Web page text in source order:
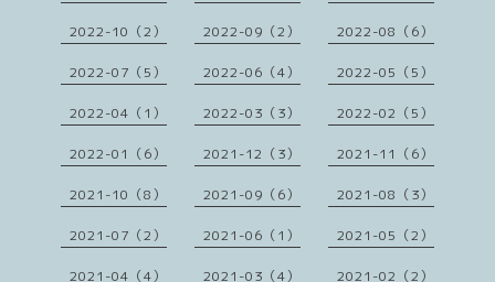
2022-10（2） 2022-09（2） 2022-08（6）
2022-07（5） 2022-06（4） 2022-05（5）
2022-04（1） 2022-03（3） 2022-02（5）
2022-01（6） 2021-12（3） 2021-11（6）
2021-10（8） 2021-09（6） 2021-08（3）
2021-07（2） 2021-06（1） 2021-05（2）
2021-04（4） 2021-03（4） 2021-02（2）